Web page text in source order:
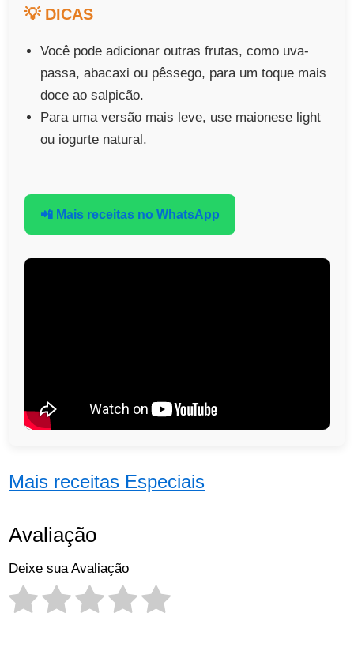
💡 DICAS
Você pode adicionar outras frutas, como uva-
passa, abacaxi ou pêssego, para um toque mais
doce ao salpicão.
Para uma versão mais leve, use maionese light
ou iogurte natural.
📲 Mais receitas no WhatsApp
Mais receitas Especiais
Avaliação
Deixe sua Avaliação